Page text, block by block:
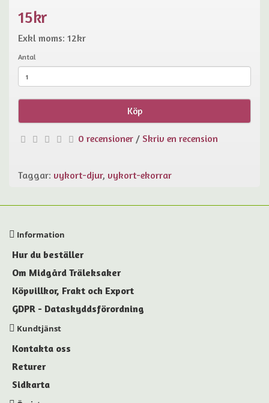
15kr
Exkl moms: 12kr
Antal
Köp
0 recensioner / Skriv en recension
Taggar: vykort-djur, vykort-ekorrar
Information
Hur du beställer
Om Midgård Träleksaker
Köpvillkor, Frakt och Export
GDPR - Dataskyddsförordning
Kundtjänst
Kontakta oss
Returer
Sidkarta